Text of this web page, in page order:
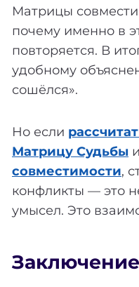
Матрицы
почему именно в
повторяется. В
удобному
сошёлся».
Но если
Матрицу Судьбы
совместимости,
конфликты — это
умысел. Это
Заключение